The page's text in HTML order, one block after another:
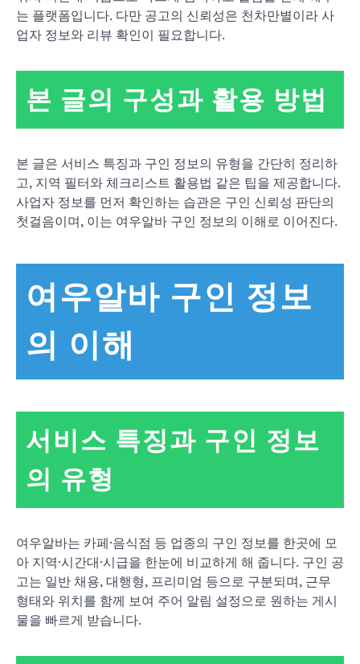
는 플랫폼입니다. 다만 공고의 신뢰성은 천차만별이라 사
업자 정보와 리뷰 확인이 필요합니다.
본 글의 구성과 활용 방법
본 글은 서비스 특징과 구인 정보의 유형을 간단히 정리하
고, 지역 필터와 체크리스트 활용법 같은 팁을 제공합니다.
사업자 정보를 먼저 확인하는 습관은 구인 신뢰성 판단의
첫걸음이며, 이는 여우알바 구인 정보의 이해로 이어진다.
여우알바 구인 정보
의 이해
서비스 특징과 구인 정보
의 유형
여우알바는 카페·음식점 등 업종의 구인 정보를 한곳에 모
아 지역·시간대·시급을 한눈에 비교하게 해 줍니다. 구인 공
고는 일반 채용, 대행형, 프리미엄 등으로 구분되며, 근무
형태와 위치를 함께 보여 주어 알림 설정으로 원하는 게시
물을 빠르게 받습니다.